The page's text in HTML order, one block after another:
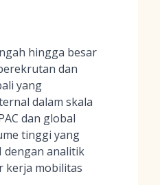
hingga besar
dan
yang
dalam skala
dan global
tinggi yang
dengan analitik
kerja mobilitas